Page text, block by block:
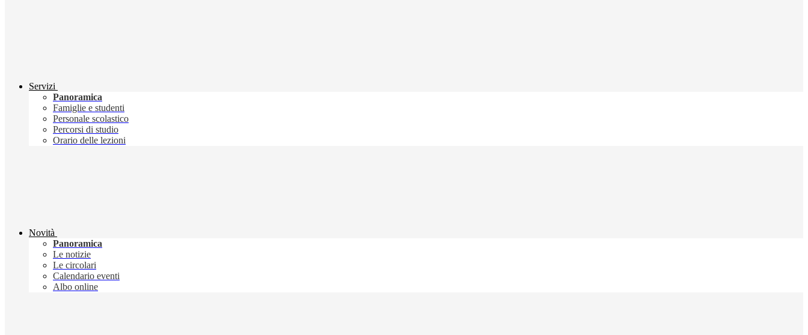
Servizi
Panoramica
Famiglie e studenti
Personale scolastico
Percorsi di studio
Orario delle lezioni
Novità
Panoramica
Le notizie
Le circolari
Calendario eventi
Albo online